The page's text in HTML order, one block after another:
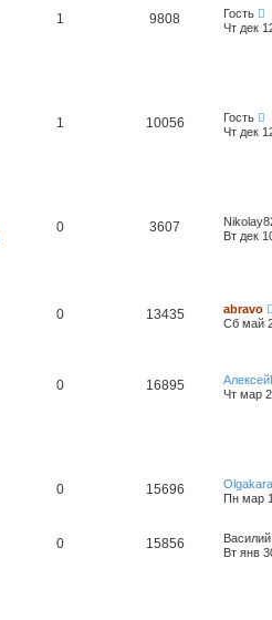
1 9808
Гость
Чт дек
1 10056
Гость
Чт дек
0 3607
Вт дек
0 13435
abravo
Сб май
0 16895
Чт мар
0 15696
Пн мар
0 15856
Вт янв